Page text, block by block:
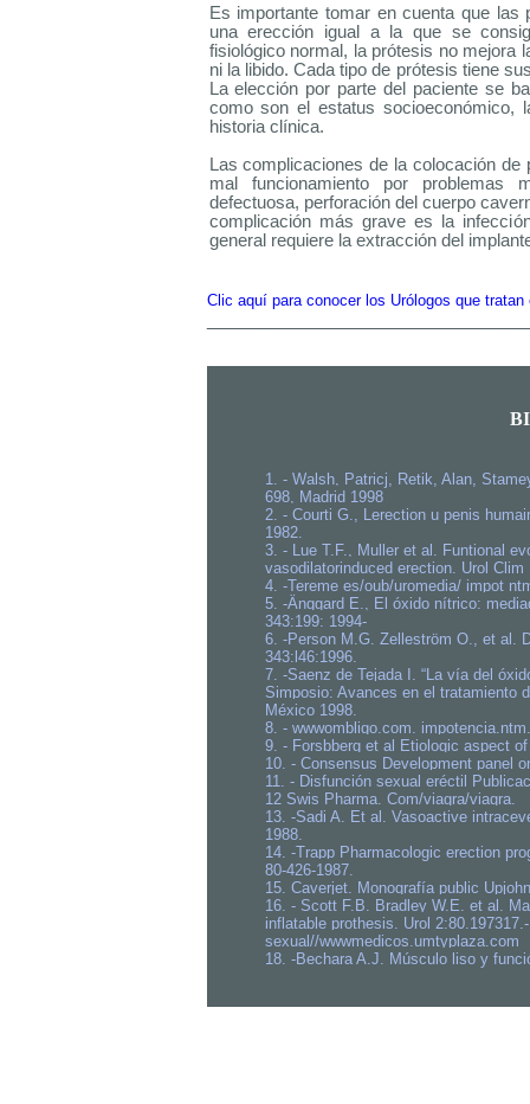
Es importante tomar en cuenta que las
una erección igual a la que se
fisiológico normal, la prótesis no mejora
ni la libido. Cada tipo de prótesis tiene
La elección por parte del paciente se
como son el estatus socioeconómico,
historia clínica.
Las complicaciones de la colocación de
mal funcionamiento por problemas
defectuosa, perforación del cuerpo
complicación más grave es la
general requiere la extracción del
Clic aquí para conocer los Urólogos que tratan
1. - Walsh, Patricj, Retik, Alan,
698, Madrid 1998
2. - Courti G., Lerection u penis
1982.
3. - Lue T.F., Muller et al. Funtional
vasodilatorinduced erection. Urol Clim
4. -Tereme es/oub/uromedia/ impot
5. -Änggard E., El óxido nítrico:
343:199: 1994-
6. -Person M.G. Zelleström O., et al.
343:l46:1996.
7. -Saenz de Tejada I. “La vía del
Simposio: Avances en el tratamiento
México 1998.
8. - wwwombligo.com.
9. - Forsbberg et al Etiologic aspect
10. - Consensus Development panel
11. - Disfunción sexual eréctil
12 Swis Pharma. Com/viagra/viagra.
13. -Sadi A. Et al. Vasoactive
1988.
14. -Trapp Pharmacologic erection
80-426-1987.
15. Caverjet. Monografía public
16. - Scott F.B. Bradley W.E. et al.
inflatable prothesis. Urol
sexual//wwwmedicos.umtyplaza.com
18. -Bechara A.J. Músculo liso y